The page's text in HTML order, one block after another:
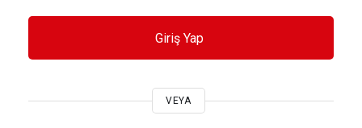
Giriş Yap
VEYA